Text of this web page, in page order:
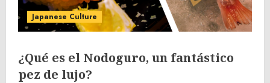
Japanese Culture
¿Qué es el Nodoguro, un fantástico
pez de lujo?